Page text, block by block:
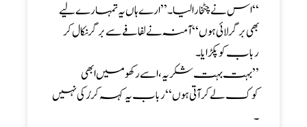
‘‘اس نے چٹخارا لیا ۔’’ ارے ہاں یہ تمہارے لیے
بھی بر گر لائی ہوں ‘‘ آمنہ نے لفافے سے برگر نکال کر
رباب کوپکڑایا۔
’’ بہت بہت شکریہ، اسے رکھو میں ابھی
کوک لے کر آتی ہوں ‘‘ رباب یہ کہہ کر رُکی نہیں
۔